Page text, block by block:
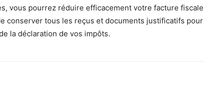
vous pourrez réduire efficacement votre facture fiscale
conserver tous les reçus et documents justificatifs pour
la déclaration de vos impôts.